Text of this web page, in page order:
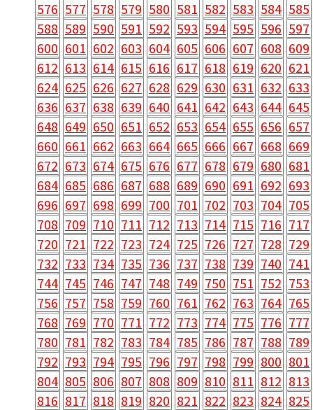
576 577 578 579 580 581 582 583 584 585
588 589 590 591 592 593 594 595 596 597
600 601 602 603 604 605 606 607 608 609
612 613 614 615 616 617 618 619 620 621
624 625 626 627 628 629 630 631 632 633
636 637 638 639 640 641 642 643 644 645
648 649 650 651 652 653 654 655 656 657
660 661 662 663 664 665 666 667 668 669
672 673 674 675 676 677 678 679 680 681
684 685 686 687 688 689 690 691 692 693
696 697 698 699 700 701 702 703 704 705
708 709 710 711 712 713 714 715 716 717
720 721 722 723 724 725 726 727 728 729
732 733 734 735 736 737 738 739 740 741
744 745 746 747 748 749 750 751 752 753
756 757 758 759 760 761 762 763 764 765
768 769 770 771 772 773 774 775 776 777
780 781 782 783 784 785 786 787 788 789
792 793 794 795 796 797 798 799 800 801
804 805 806 807 808 809 810 811 812 813
816 817 818 819 820 821 822 823 824 825